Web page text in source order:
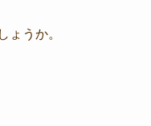
ょうか。